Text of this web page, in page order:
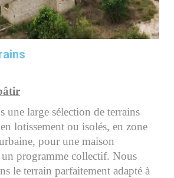
une large sélection de terrains
lotissement ou isolés, en zone
pour une maison
programme collectif. Nous
le terrain parfaitement adapté à